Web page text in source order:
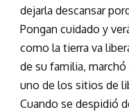
dejarla descansar
Pongan cuidado y
como la tierra va
de su familia, marchó
uno de los sitios de
Cuando se despidió